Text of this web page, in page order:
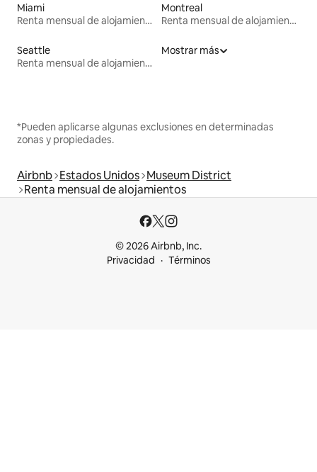
Miami
Renta mensual de alojamientos
Montreal
Renta mensual de alojamientos
Seattle
Renta mensual de alojamientos
Mostrar más
*Pueden aplicarse algunas exclusiones en determinadas
zonas y propiedades.
Airbnb Estados Unidos Museum District
Renta mensual de alojamientos
© 2026 Airbnb, Inc.
Privacidad
Términos